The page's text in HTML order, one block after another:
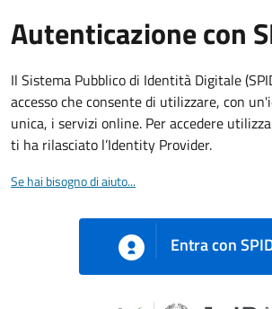
Autenticazione con
Il Sistema Pubblico di Identità Digitale
accesso che consente di utilizzare, con
unica, i servizi online. Per accedere
ti ha rilasciato l’Identity Provider.
Se hai bisogno di aiuto...
Entra con